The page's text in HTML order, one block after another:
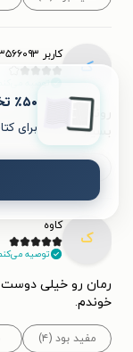
ک
کاربر ۳۵۶۶۰۹۳
روند لطیفی داره
بسیار زیبا بیان
ک
کاوه
توصیه
رمان رو خیلی دوست
خوندم.
مفید بود (۴)
٪۵۰ تخفیف ویژۀ اولین خرید
برای